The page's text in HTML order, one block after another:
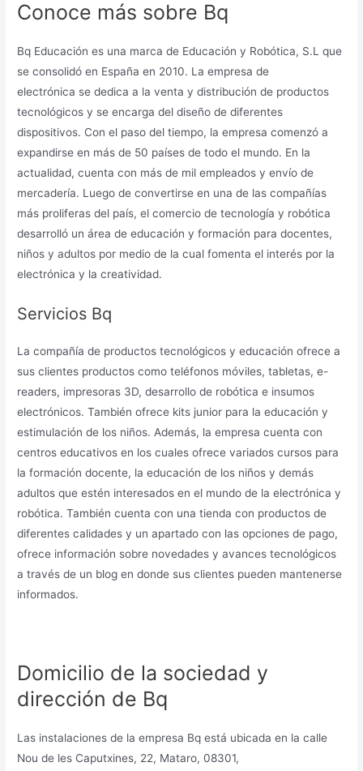
Conoce más sobre Bq
Bq Educación es una marca de Educación y Robótica, S.L que
se consolidó en España en 2010. La empresa de
electrónica se dedica a la venta y distribución de productos
tecnológicos y se encarga del diseño de diferentes
dispositivos. Con el paso del tiempo, la empresa comenzó a
expandirse en más de 50 países de todo el mundo. En la
actualidad, cuenta con más de mil empleados y envío de
mercadería. Luego de convertirse en una de las compañías
más proliferas del país, el comercio de tecnología y robótica
desarrolló un área de educación y formación para docentes,
niños y adultos por medio de la cual fomenta el interés por la
electrónica y la creatividad.
Servicios Bq
La compañía de productos tecnológicos y educación ofrece a
sus clientes productos como teléfonos móviles, tabletas, e-
readers, impresoras 3D, desarrollo de robótica e insumos
electrónicos. También ofrece kits junior para la educación y
estimulación de los niños. Además, la empresa cuenta con
centros educativos en los cuales ofrece variados cursos para
la formación docente, la educación de los niños y demás
adultos que estén interesados en el mundo de la electrónica y
robótica. También cuenta con una tienda con productos de
diferentes calidades y un apartado con las opciones de pago,
ofrece información sobre novedades y avances tecnológicos
a través de un blog en donde sus clientes pueden mantenerse
informados.
Domicilio de la sociedad y
dirección de Bq
Las instalaciones de la empresa Bq está ubicada en la calle
Nou de les Caputxines, 22, Mataro, 08301,